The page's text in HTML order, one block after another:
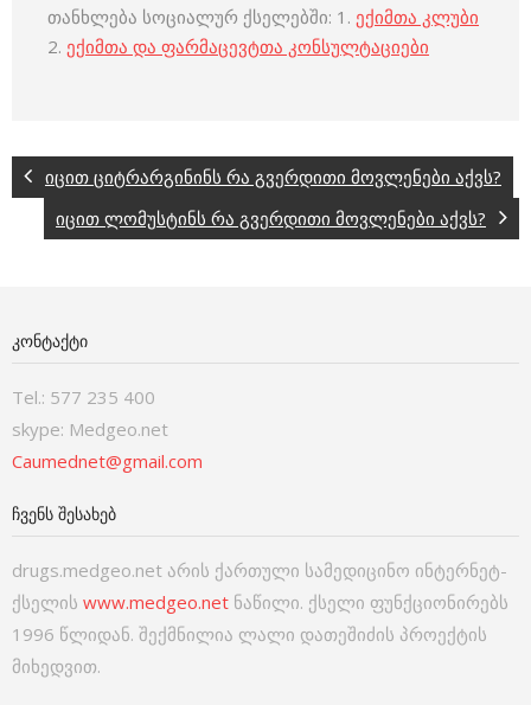
თანხლება სოციალურ ქსელებში: 1. ექიმთა კლუბი
2. ექიმთა და ფარმაცევტთა კონსულტაციები
იცით ციტრარგინინს რა გვერდითი მოვლენები აქვს?
იცით ლომუსტინს რა გვერდითი მოვლენები აქვს?
ᲙᲝᲜᲢᲐᲥᲢᲘ
Tel.: 577 235 400
skype: Medgeo.net
Caumednet@gmail.com
ᲩᲕᲔᲜᲡ ᲨᲔᲡᲐᲮᲔᲑ
drugs.medgeo.net არის ქართული სამედიცინო ინტერნეტ-
ქსელის www.medgeo.net ნაწილი. ქსელი ფუნქციონირებს
1996 წლიდან. შექმნილია ლალი დათეშიძის პროექტის
მიხედვით.